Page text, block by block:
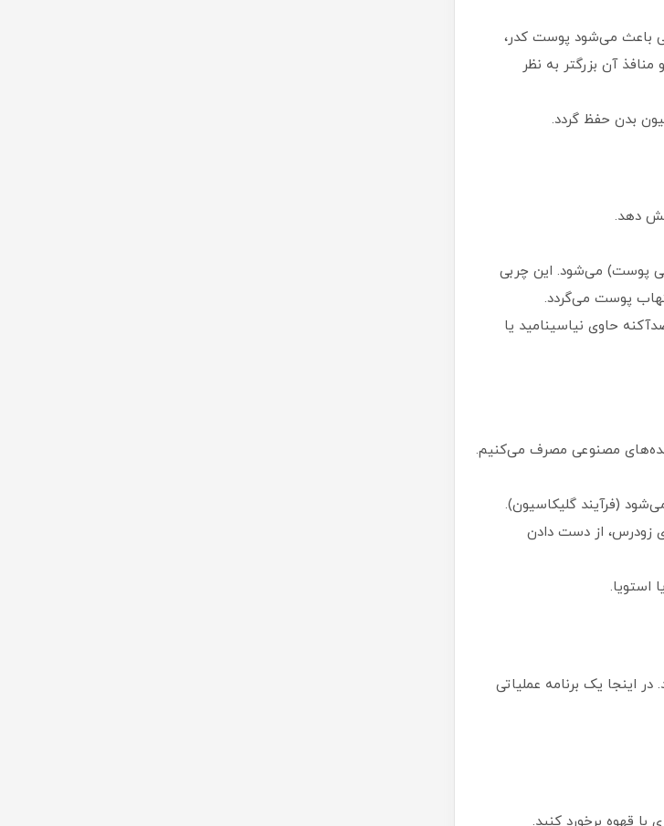
باعث می‌شود پوست کدر،
آن بزرگتر به نظر
بدن حفظ گردد.
دهد.
پوست) می‌شود. این چربی
پوست می‌گردد.
حاوی نیاسینامید یا
مصنوعی مصرف می‌کنیم.
(فرآیند گلیکاسیون).
زودرس، از دست دادن
استویا.
اینجا یک برنامه عملیاتی
با قهوه برخورد کنید.